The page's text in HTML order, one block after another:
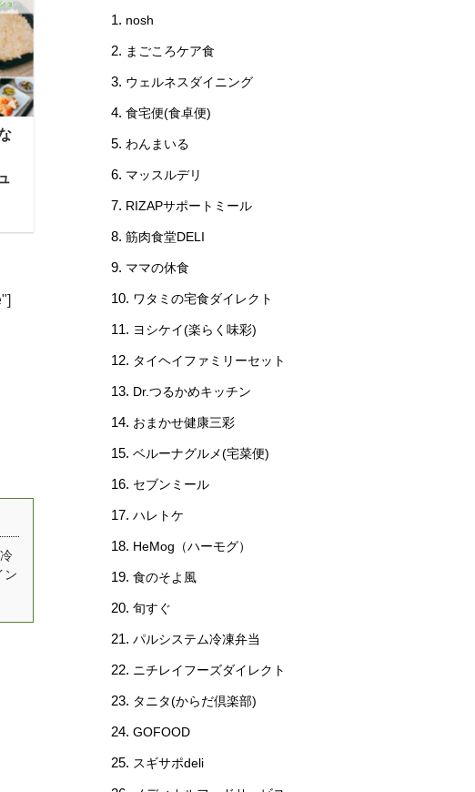
ン
nosh
まごころケア食
ウェルネスダイニング
食宅便(食卓便)
わんまいる
マッスルデリ
RIZAPサポートミール
筋肉食堂DELI
ママの休食
ワタミの宅食ダイレクト
ヨシケイ(楽らく味彩)
タイヘイファミリーセット
Dr.つるかめキッチン
おまかせ健康三彩
ベルーナグルメ(宅菜便)
セブンミール
ハレトケ
HeMog（ハーモグ）
食のそよ風
旬すぐ
パルシステム冷凍弁当
ニチレイフーズダイレクト
タニタ(からだ倶楽部)
GOFOOD
スギサポdeli